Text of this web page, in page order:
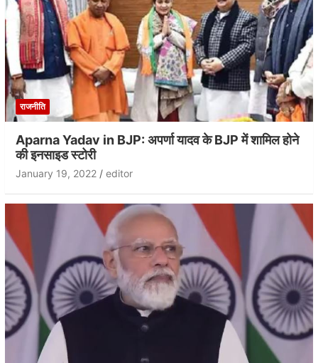
राजनीति
Aparna Yadav in BJP: अपर्णा यादव के BJP में शामिल होने
की इनसाइड स्टोरी
January 19, 2022 editor